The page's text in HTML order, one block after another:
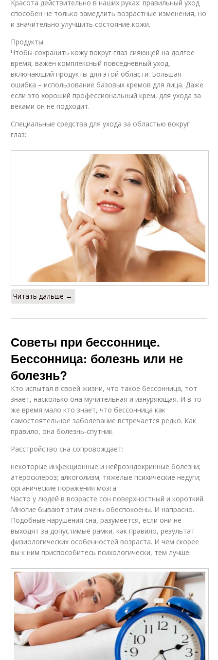
Красота действительно в наших руках: правильный уход
способен не только замедлить возрастные изменения, но
и значительно улучшить состояние кожи.
Продукты
Чтобы сохранить кожу вокруг глаз сияющей на долгое
время, важен комплексный повседневный уход,
включающий продукты для этой области. Большая
ошибка – использование базовых кремов для лица. Даже
если это хороший профессиональный крем, для ухода за
веками он не подходит.
Специальные средства для ухода за областью вокруг
глаз:
Читать дальше →
Советы при бессоннице.
Бессонница: болезнь или не
болезнь?
Кто испытал в своей жизни, что такое бессонница, тот
знает, насколько она мучительная и изнуряющая. И в то
же время мало кто знает, что бессонница как
самостоятельное заболевание встречается редко. Как
правило, она болезнь-спутник.
Расстройство сна сопровождает:
некоторые инфекционные и нейроэндокринные болезни;
атеросклероз; алкоголизм; тяжелые психические недуги;
органические поражения мозга.
Часто у людей в возрасте сон поверхностный и короткий.
Многие бывают этим очень обеспокоены. И напрасно.
Подобные нарушения сна, разумеется, если они не
выходят за допустимые рамки, как правило, результат
физиологических особенностей возраста. И чем скорее
вы к ним приспособитесь психологически, тем лучше.